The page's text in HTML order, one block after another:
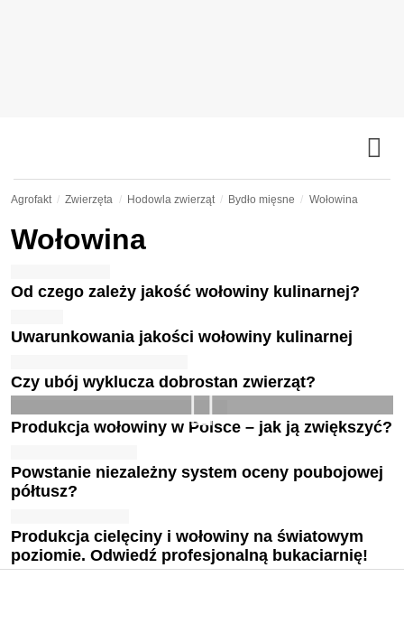
Agrofakt Zwierzęta Hodowla zwierząt Bydło mięsne Wołowina
Wołowina
Od czego zależy jakość wołowiny kulinarnej?
Uwarunkowania jakości wołowiny kulinarnej
Czy ubój wyklucza dobrostan zwierząt?
Produkcja wołowiny w Polsce – jak ją zwiększyć?
Powstanie niezależny system oceny poubojowej
półtusz?
Produkcja cielęciny i wołowiny na światowym
poziomie. Odwiedź profesjonalną bukaciarnię!